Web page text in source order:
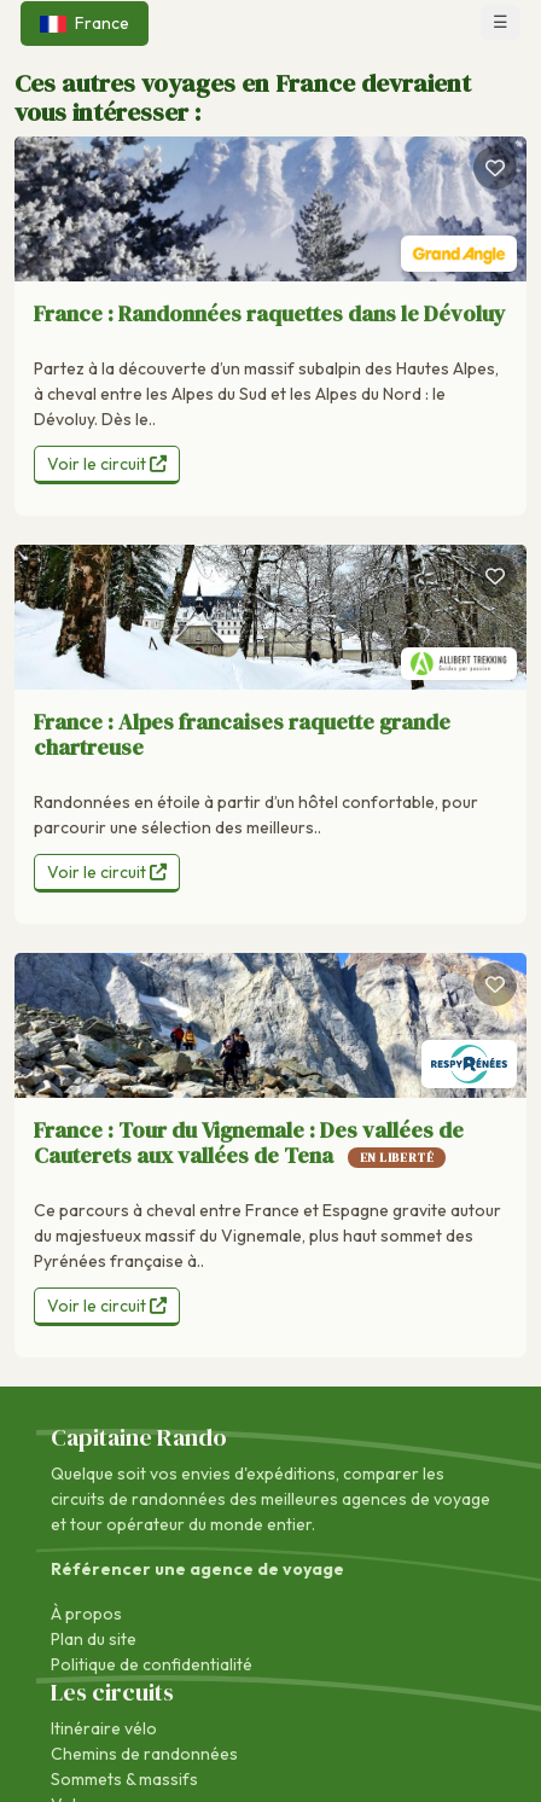
France ☰
Ces autres voyages en France devraient
vous intéresser :
France : Randonnées raquettes dans le Dévoluy
Partez à la découverte d’un massif subalpin des Hautes Alpes,
à cheval entre les Alpes du Sud et les Alpes du Nord : le
Dévoluy. Dès le..
Voir le circuit
France : Alpes francaises raquette grande
chartreuse
Randonnées en étoile à partir d’un hôtel confortable, pour
parcourir une sélection des meilleurs..
Voir le circuit
France : Tour du Vignemale : Des vallées de
Cauterets aux vallées de Tena
EN LIBERTÉ
Ce parcours à cheval entre France et Espagne gravite autour
du majestueux massif du Vignemale, plus haut sommet des
Pyrénées française à..
Voir le circuit
Capitaine Rando
Quelque soit vos envies d'expéditions, comparer les
circuits de randonnées des meilleures agences de voyage
et tour opérateur du monde entier.
Référencer une agence de voyage
À propos
Plan du site
Politique de confidentialité
Les circuits
Itinéraire vélo
Chemins de randonnées
Sommets & massifs